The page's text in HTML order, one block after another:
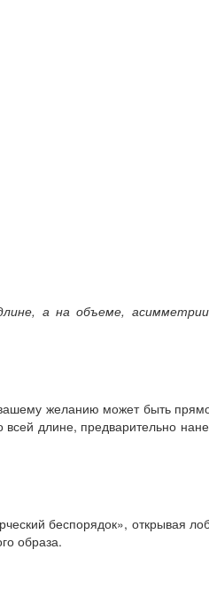
а на объеме,
желанию может быть
длине, предварительно
беспорядок», открывая
образа.